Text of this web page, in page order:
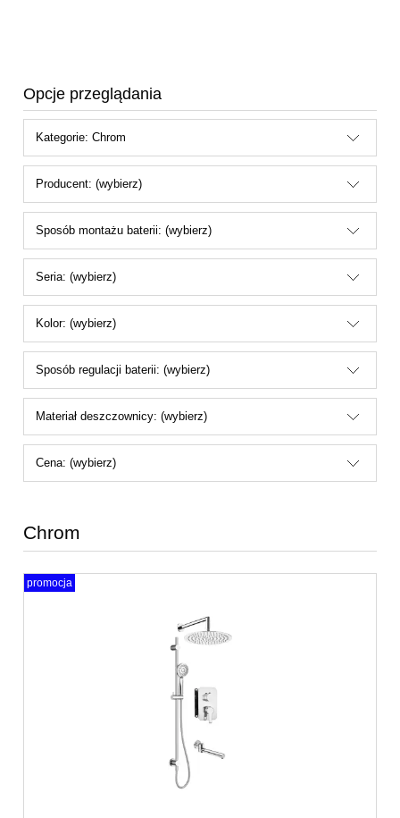
Opcje przeglądania
Kategorie: Chrom
Producent: (wybierz)
Sposób montażu baterii: (wybierz)
Seria: (wybierz)
Kolor: (wybierz)
Sposób regulacji baterii: (wybierz)
Materiał deszczownicy: (wybierz)
Cena: (wybierz)
Chrom
promocja